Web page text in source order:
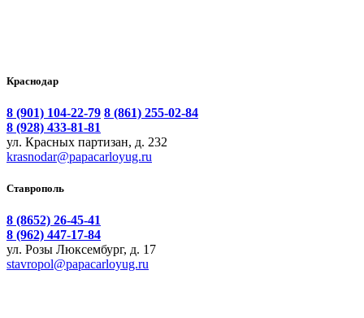
Краснодар
8 (901) 104-22-79 8 (861) 255-02-84
8 (928) 433-81-81
ул. Красных партизан, д. 232
krasnodar@papacarloyug.ru
Ставрополь
8 (8652) 26-45-41
8 (962) 447-17-84
ул. Розы Люксембург, д. 17
stavropol@papacarloyug.ru